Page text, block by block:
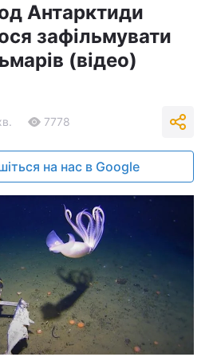
Антарктиди
зафільмувати
(відео)
7778
на нас в Google